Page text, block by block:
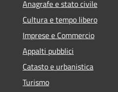
Anagrafe e stato civile
Cultura e tempo libero
Imprese e Commercio
Appalti pubblici
Catasto e urbanistica
Turismo